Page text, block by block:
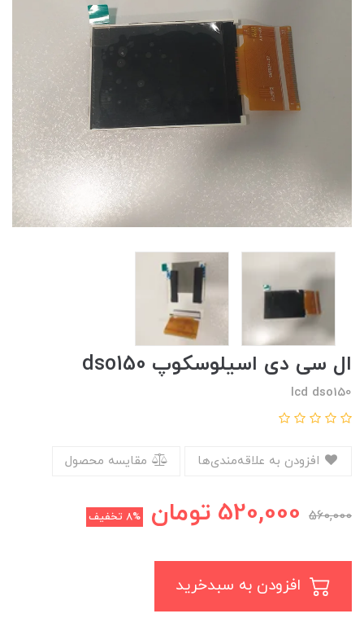
ال سی دی اسیلوسکوپ dso150
lcd dso150
مقایسه محصول
560,000
520,000 تومان 8% تخفیف